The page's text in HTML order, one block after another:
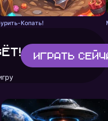
Копать!
Играть